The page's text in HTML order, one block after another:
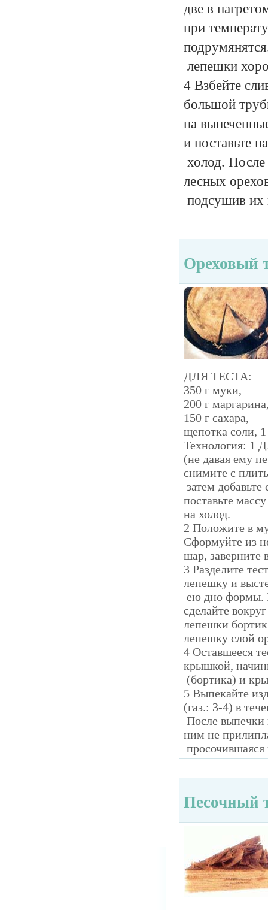
две в
при
лепешки
4 Взбейте
большой
на
и поставьте
холод. После
лесных
подсушив их
Ореховый
ДЛЯ ТЕСТА:
350 г муки,
200 г
150 г сахара,
щепотка соли,
Технология: 1
(не давая ему
снимите с
затем
поставьте массу
на холод.
2 Положите в
Сформуйте из
шар, заверните
3 Разделите
лепешку и
ею дно формы.
сделайте вокруг
лепешки
лепешку слой
4 Оставшееся
крышкой,
(бортика) и
5 Выпекайте
(газ.: 3-4) в
После выпечки
ним не
Песочный